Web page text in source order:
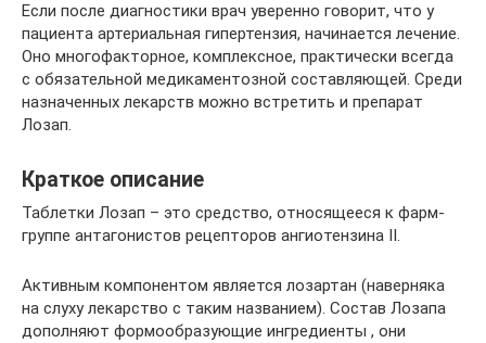
Если после диагностики врач уверенно говорит, что у
пациента артериальная гипертензия, начинается лечение.
Оно многофакторное, комплексное, практически всегда
с обязательной медикаментозной составляющей. Среди
назначенных лекарств можно встретить и препарат
Лозап.
Краткое описание
Таблетки Лозап – это средство, относящееся к фарм-
группе антагонистов рецепторов ангиотензина II.
Активным компонентом является лозартан (наверняка
на слуху лекарство с таким названием). Состав Лозапа
дополняют формообразующие ингредиенты , они